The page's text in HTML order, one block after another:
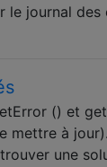
le journal
() et
mettre à
une